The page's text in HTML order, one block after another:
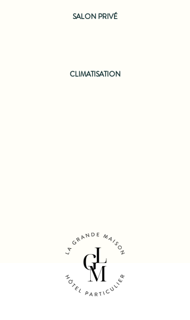
SALON PRIVÉ
CLIMATISATION